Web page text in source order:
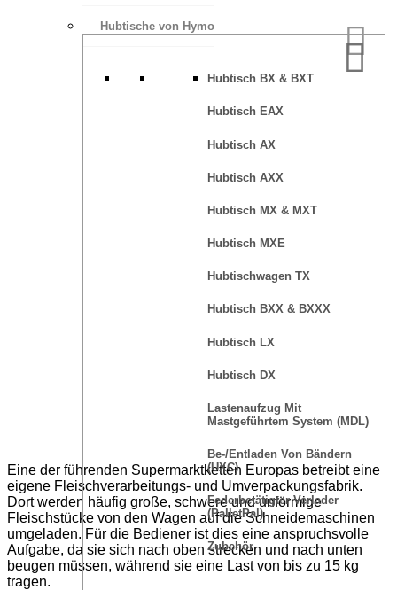
Hubtische von Hymo
Hubtisch BX & BXT
Hubtisch EAX
Hubtisch AX
Hubtisch AXX
Hubtisch MX & MXT
Hubtisch MXE
Hubtischwagen TX
Hubtisch BXX & BXXX
Hubtisch LX
Hubtisch DX
Lastenaufzug Mit
Mastgeführtem System (MDL)
Be-/Entladen Von Bändern
(UXC)
Federbetätigter Verlader
(PalletPal)
Zubehör
Eine der führenden Supermarktketten Europas betreibt eine
eigene Fleischverarbeitungs- und Umverpackungsfabrik.
Dort werden häufig große, schwere und unförmige
Fleischstücke von den Wagen auf die Schneidemaschinen
umgeladen. Für die Bediener ist dies eine anspruchsvolle
Aufgabe, da sie sich nach oben strecken und nach unten
beugen müssen, während sie eine Last von bis zu 15 kg
tragen.